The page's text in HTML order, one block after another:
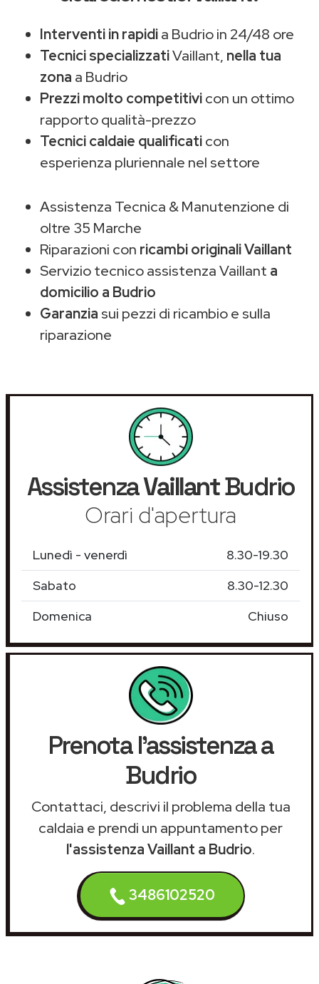
Interventi in rapidia Budrio in 24/48 ore
Tecnici specializzatiVaillant, nella tua
zona a Budrio
Prezzi molto competitivicon un ottimo
rapporto qualità-prezzo
Tecnici caldaie qualificaticon
esperienza pluriennale nel settore
Assistenza Tecnica & Manutenzione di
oltre 35 Marche
Riparazioni con ricambi originali Vaillant
Servizio tecnico assistenza Vaillant a
domicilio a Budrio
Garanzia sui pezzi di ricambio e sulla
riparazione
AssistenzaVaillantBudrio
Orari d'apertura
Lunedì - venerdì
8.30-19.30
Sabato
8.30-12.30
Domenica
Chiuso
Prenota l'assistenza a
Budrio
Contattaci, descrivi il problema della tua
caldaia e prendi un appuntamento per
l'assistenza Vaillant a Budrio.
3486102520